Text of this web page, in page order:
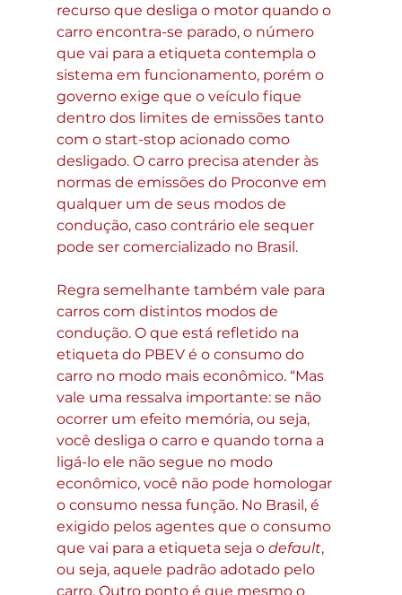
recurso que desliga o motor quando o
carro encontra-se parado, o número
que vai para a etiqueta contempla o
sistema em funcionamento, porém o
governo exige que o veículo fique
dentro dos limites de emissões tanto
com o start-stop acionado como
desligado. O carro precisa atender às
normas de emissões do Proconve em
qualquer um de seus modos de
condução, caso contrário ele sequer
pode ser comercializado no Brasil.
Regra semelhante também vale para
carros com distintos modos de
condução. O que está refletido na
etiqueta do PBEV é o consumo do
carro no modo mais econômico. “Mas
vale uma ressalva importante: se não
ocorrer um efeito memória, ou seja,
você desliga o carro e quando torna a
ligá-lo ele não segue no modo
econômico, você não pode homologar
o consumo nessa função. No Brasil, é
exigido pelos agentes que o consumo
que vai para a etiqueta seja o default,
ou seja, aquele padrão adotado pelo
carro. Outro ponto é que mesmo o